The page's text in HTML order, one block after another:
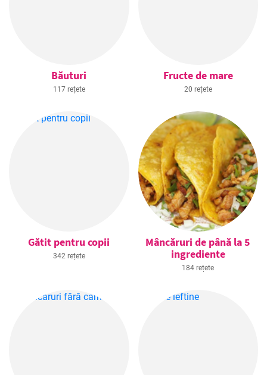
Băuturi
117 rețete
Fructe de mare
20 rețete
Gătit pentru copii
342 rețete
Mâncăruri de până la 5
ingrediente
184 rețete